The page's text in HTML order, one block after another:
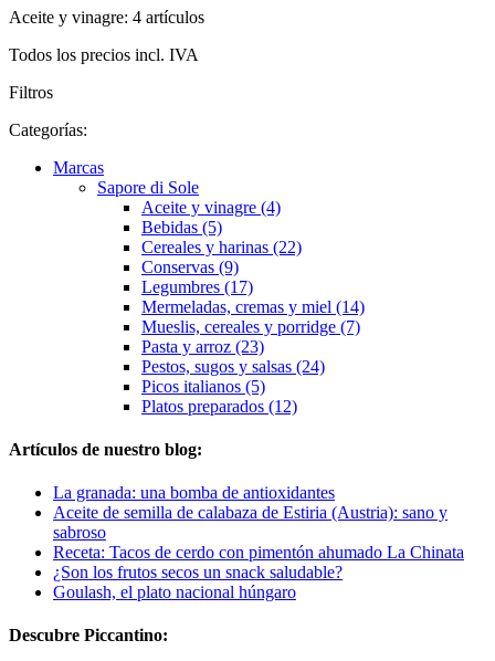
Aceite y vinagre: 4 artículos
Todos los precios incl. IVA
Filtros
Categorías:
Marcas
Sapore di Sole
Aceite y vinagre (4)
Bebidas (5)
Cereales y harinas (22)
Conservas (9)
Legumbres (17)
Mermeladas, cremas y miel (14)
Mueslis, cereales y porridge (7)
Pasta y arroz (23)
Pestos, sugos y salsas (24)
Picos italianos (5)
Platos preparados (12)
Artículos de nuestro blog:
La granada: una bomba de antioxidantes
Aceite de semilla de calabaza de Estiria (Austria): sano y
sabroso
Receta: Tacos de cerdo con pimentón ahumado La Chinata
¿Son los frutos secos un snack saludable?
Goulash, el plato nacional húngaro
Descubre Piccantino: